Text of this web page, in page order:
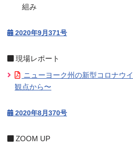
組み
2020年9月371号
現場レポート
ニューヨーク州の新型コロナウ
観点から〜
2020年8月370号
ZOOM UP